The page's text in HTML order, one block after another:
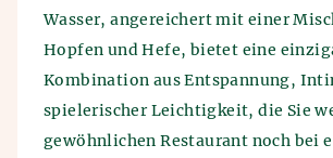
Wasser, angereichert mit einer
Hopfen und Hefe, bietet eine
Kombination aus Entspannung,
spielerischer Leichtigkeit, die Sie
gewöhnlichen Restaurant noch bei